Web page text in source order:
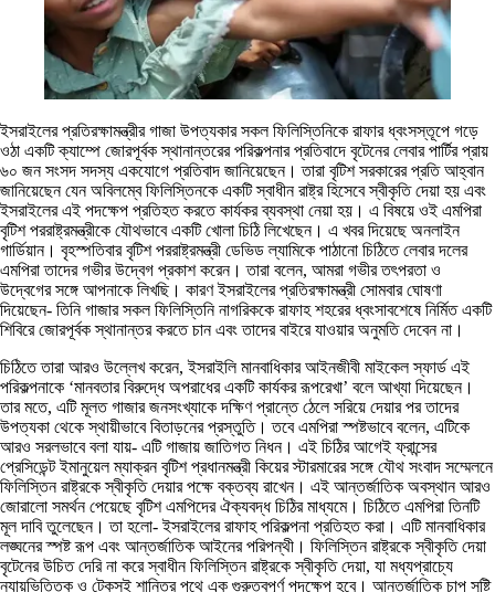
ইসরাইলের প্রতিরক্ষামন্ত্রীর গাজা উপত্যকার সকল ফিলিস্তিনিকে রাফার ধ্বংসস্তূপে গড়ে
ওঠা একটি ক্যাম্পে জোরপূর্বক স্থানান্তরের পরিকল্পনার প্রতিবাদে বৃটেনের লেবার পার্টির প্রায়
৬০ জন সংসদ সদস্য একযোগে প্রতিবাদ জানিয়েছেন। তারা বৃটিশ সরকারের প্রতি আহ্বান
জানিয়েছেন যেন অবিলম্বে ফিলিস্তিনকে একটি স্বাধীন রাষ্ট্র হিসেবে স্বীকৃতি দেয়া হয় এবং
ইসরাইলের এই পদক্ষেপ প্রতিহত করতে কার্যকর ব্যবস্থা নেয়া হয়। এ বিষয়ে ওই এমপিরা
বৃটিশ পররাষ্ট্রমন্ত্রীকে যৌথভাবে একটি খোলা চিঠি লিখেছেন। এ খবর দিয়েছে অনলাইন
গার্ডিয়ান। বৃহস্পতিবার বৃটিশ পররাষ্ট্রমন্ত্রী ডেভিড ল্যামিকে পাঠানো চিঠিতে লেবার দলের
এমপিরা তাদের গভীর উদ্বেগ প্রকাশ করেন। তারা বলেন, আমরা গভীর তৎপরতা ও
উদ্বেগের সঙ্গে আপনাকে লিখছি। কারণ ইসরাইলের প্রতিরক্ষামন্ত্রী সোমবার ঘোষণা
দিয়েছেন- তিনি গাজার সকল ফিলিস্তিনি নাগরিককে রাফাহ শহরের ধ্বংসাবশেষে নির্মিত একটি
শিবিরে জোরপূর্বক স্থানান্তর করতে চান এবং তাদের বাইরে যাওয়ার অনুমতি দেবেন না।
চিঠিতে তারা আরও উল্লেখ করেন, ইসরাইলি মানবাধিকার আইনজীবী মাইকেল স্ফার্ড এই
পরিকল্পনাকে ‘মানবতার বিরুদ্ধে অপরাধের একটি কার্যকর রূপরেখা’ বলে আখ্যা দিয়েছেন।
তার মতে, এটি মূলত গাজার জনসংখ্যাকে দক্ষিণ প্রান্তে ঠেলে সরিয়ে দেয়ার পর তাদের
উপত্যকা থেকে স্থায়ীভাবে বিতাড়নের প্রস্তুতি। তবে এমপিরা স্পষ্টভাবে বলেন, এটিকে
আরও সরলভাবে বলা যায়- এটি গাজায় জাতিগত নিধন। এই চিঠির আগেই ফ্রান্সের
প্রেসিডেন্ট ইমানুয়েল ম্যাক্রন বৃটিশ প্রধানমন্ত্রী কিয়ের স্টারমারের সঙ্গে যৌথ সংবাদ সম্মেলনে
ফিলিস্তিন রাষ্ট্রকে স্বীকৃতি দেয়ার পক্ষে বক্তব্য রাখেন। এই আন্তর্জাতিক অবস্থান আরও
জোরালো সমর্থন পেয়েছে বৃটিশ এমপিদের ঐক্যবদ্ধ চিঠির মাধ্যমে। চিঠিতে এমপিরা তিনটি
মূল দাবি তুলেছেন। তা হলো- ইসরাইলের রাফাহ পরিকল্পনা প্রতিহত করা। এটি মানবাধিকার
লঙ্ঘনের স্পষ্ট রূপ এবং আন্তর্জাতিক আইনের পরিপন্থী। ফিলিস্তিন রাষ্ট্রকে স্বীকৃতি দেয়া
বৃটেনের উচিত দেরি না করে স্বাধীন ফিলিস্তিন রাষ্ট্রকে স্বীকৃতি দেয়া, যা মধ্যপ্রাচ্যে
ন্যায়ভিত্তিক ও টেকসই শান্তির পথে এক গুরুত্বপূর্ণ পদক্ষেপ হবে। আন্তর্জাতিক চাপ সৃষ্টি